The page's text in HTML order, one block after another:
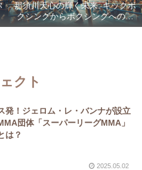
那須川天心の輝く未来: キックボ
クシングからボクシングへの成
功した転身
クト
発！ジェロム・レ・バンナが設立
団体「スーパーリーグMMA」
は？
2025.05.02